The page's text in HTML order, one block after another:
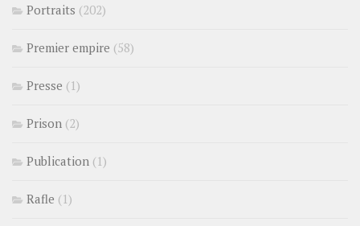
Portraits (202)
Premier empire (58)
Presse (1)
Prison (2)
Publication (1)
Rafle (1)